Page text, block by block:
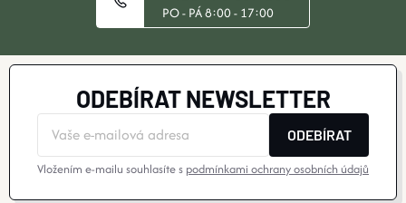
V
PO - PÁ 8:00 - 17:00
ODEBÍRAT NEWSLETTER
ODEBÍRAT
Vložením e-mailu souhlasíte s podmínkami ochrany osobních údajů